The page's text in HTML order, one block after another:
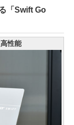
「Swift Go
性能